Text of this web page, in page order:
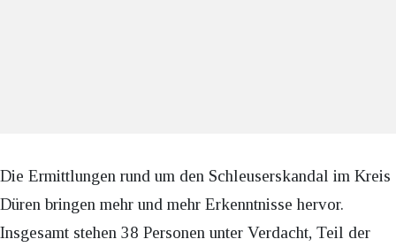
Die Ermittlungen rund um den Schleuserskandal im Kreis
Düren bringen mehr und mehr Erkenntnisse hervor.
Insgesamt stehen 38 Personen unter Verdacht, Teil der